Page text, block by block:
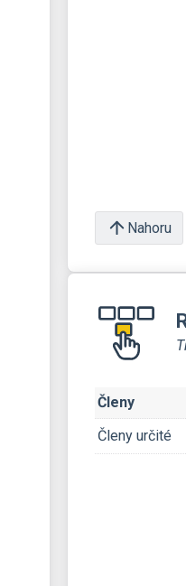
Nahoru
Členy
Členy určité